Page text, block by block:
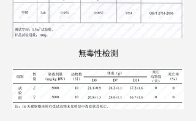
無毒性檢測